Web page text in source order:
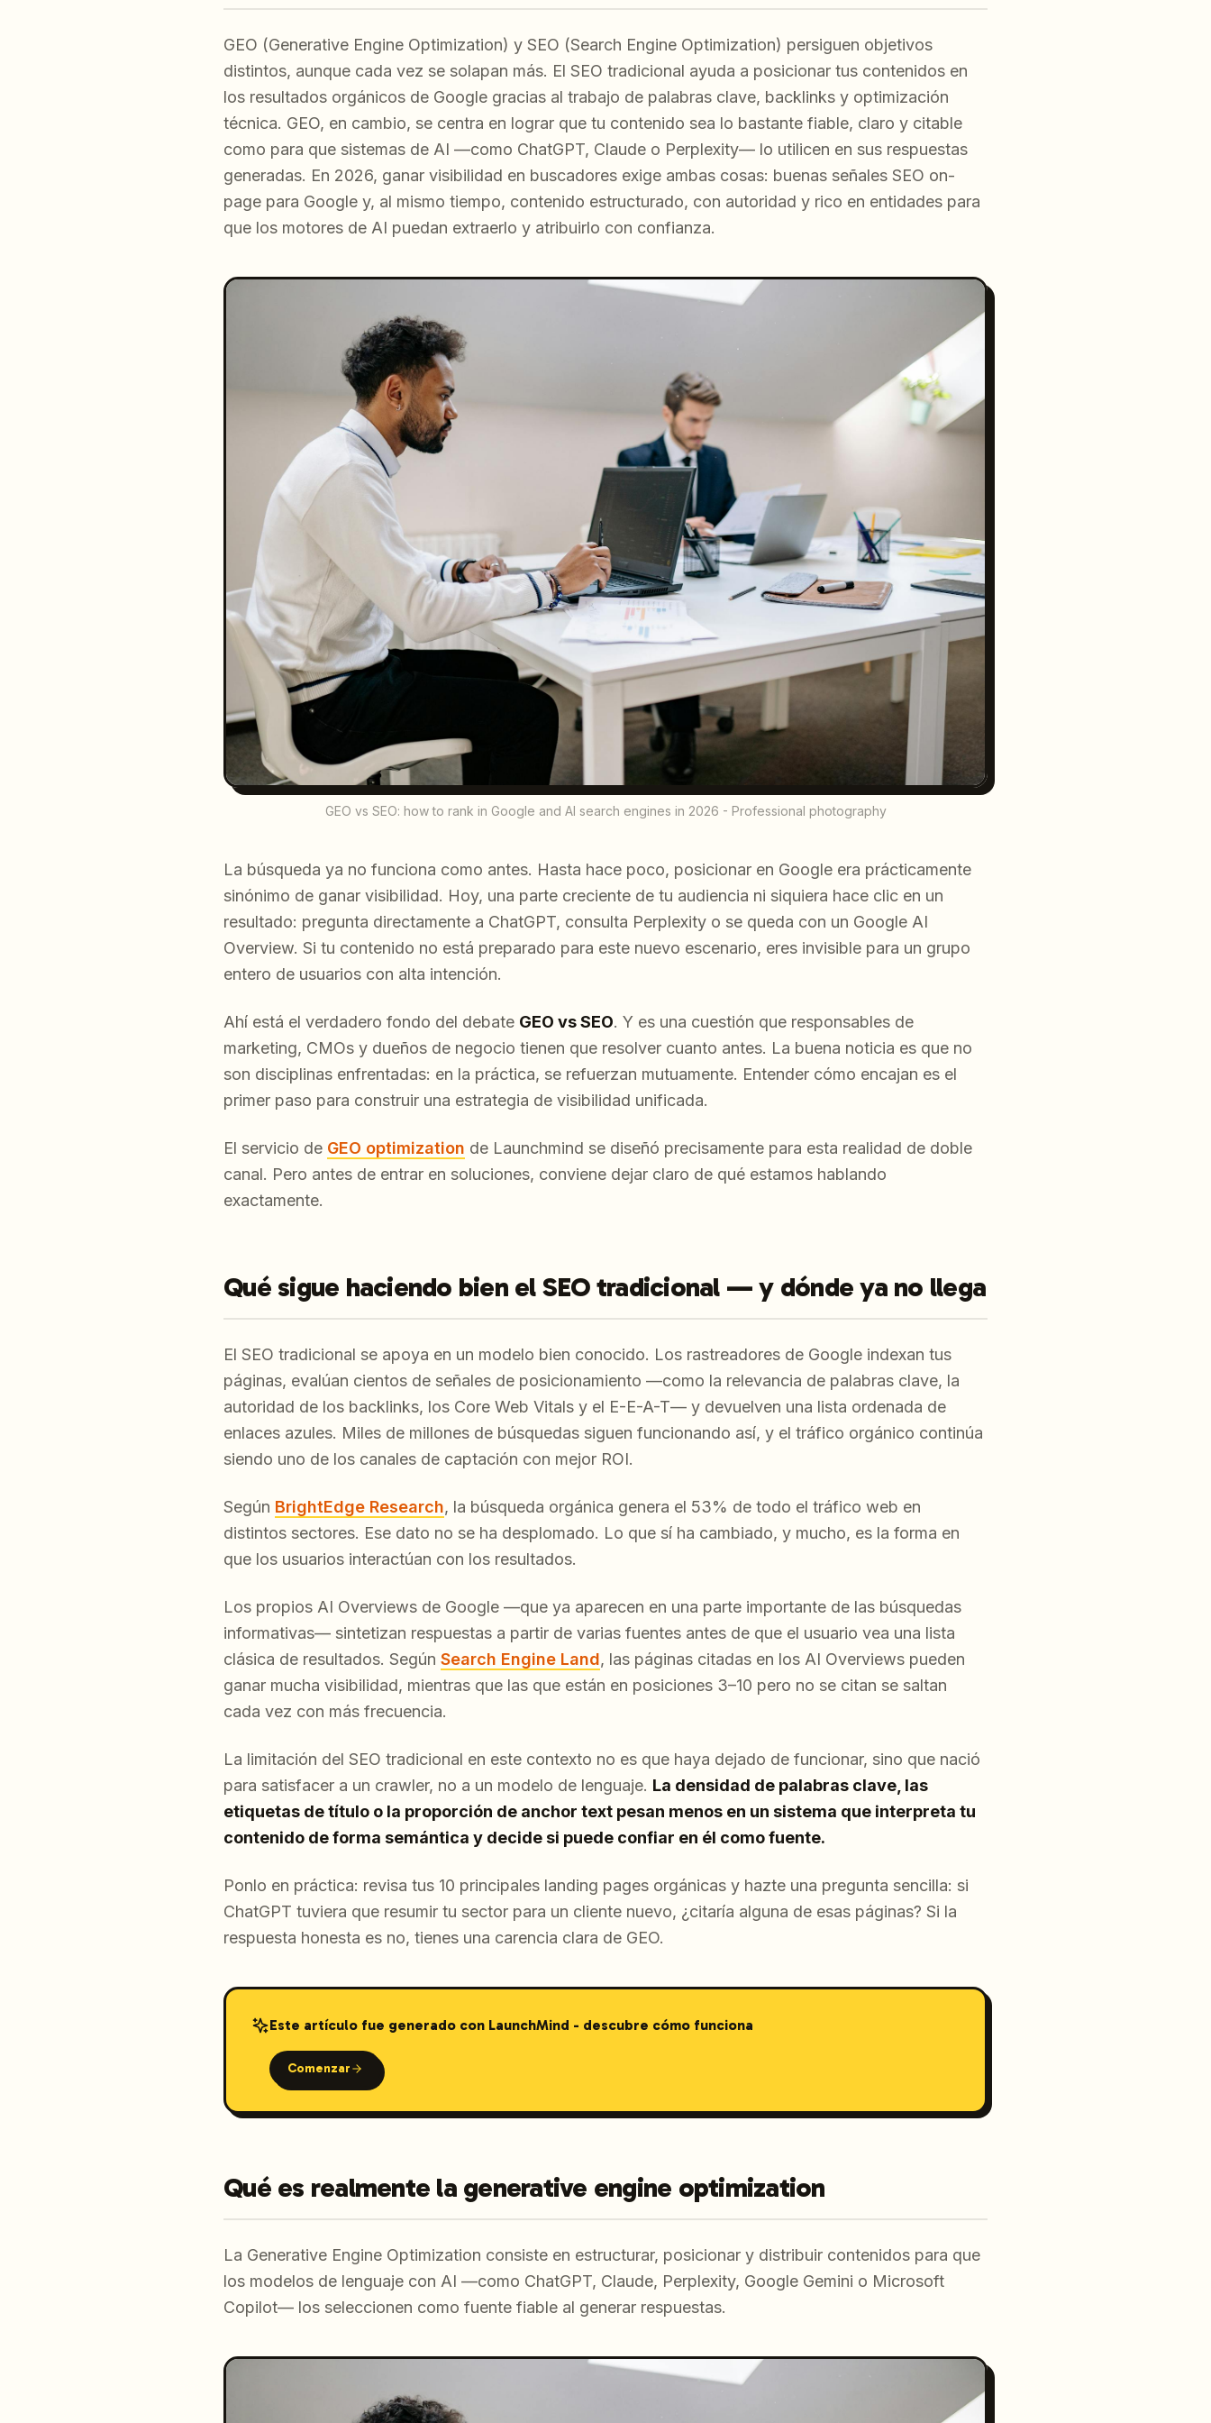
GEO (Generative Engine Optimization) y SEO (Search Engine Optimization) persiguen objetivos
distintos, aunque cada vez se solapan más. El SEO tradicional ayuda a posicionar tus contenidos en
los resultados orgánicos de Google gracias al trabajo de palabras clave, backlinks y optimización
técnica. GEO, en cambio, se centra en lograr que tu contenido sea lo bastante fiable, claro y citable
como para que sistemas de AI —como ChatGPT, Claude o Perplexity— lo utilicen en sus respuestas
generadas. En 2026, ganar visibilidad en buscadores exige ambas cosas: buenas señales SEO on-
page para Google y, al mismo tiempo, contenido estructurado, con autoridad y rico en entidades para
que los motores de AI puedan extraerlo y atribuirlo con confianza.
GEO vs SEO: how to rank in Google and AI search engines in 2026 - Professional photography
La búsqueda ya no funciona como antes. Hasta hace poco, posicionar en Google era prácticamente
sinónimo de ganar visibilidad. Hoy, una parte creciente de tu audiencia ni siquiera hace clic en un
resultado: pregunta directamente a ChatGPT, consulta Perplexity o se queda con un Google AI
Overview. Si tu contenido no está preparado para este nuevo escenario, eres invisible para un grupo
entero de usuarios con alta intención.
Ahí está el verdadero fondo del debate GEO vs SEO. Y es una cuestión que responsables de
marketing, CMOs y dueños de negocio tienen que resolver cuanto antes. La buena noticia es que no
son disciplinas enfrentadas: en la práctica, se refuerzan mutuamente. Entender cómo encajan es el
primer paso para construir una estrategia de visibilidad unificada.
El servicio de GEO optimization de Launchmind se diseñó precisamente para esta realidad de doble
canal. Pero antes de entrar en soluciones, conviene dejar claro de qué estamos hablando
exactamente.
Qué sigue haciendo bien el SEO tradicional — y dónde ya no llega
El SEO tradicional se apoya en un modelo bien conocido. Los rastreadores de Google indexan tus
páginas, evalúan cientos de señales de posicionamiento —como la relevancia de palabras clave, la
autoridad de los backlinks, los Core Web Vitals y el E-E-A-T— y devuelven una lista ordenada de
enlaces azules. Miles de millones de búsquedas siguen funcionando así, y el tráfico orgánico continúa
siendo uno de los canales de captación con mejor ROI.
Según BrightEdge Research, la búsqueda orgánica genera el 53% de todo el tráfico web en
distintos sectores. Ese dato no se ha desplomado. Lo que sí ha cambiado, y mucho, es la forma en
que los usuarios interactúan con los resultados.
Los propios AI Overviews de Google —que ya aparecen en una parte importante de las búsquedas
informativas— sintetizan respuestas a partir de varias fuentes antes de que el usuario vea una lista
clásica de resultados. Según Search Engine Land, las páginas citadas en los AI Overviews pueden
ganar mucha visibilidad, mientras que las que están en posiciones 3–10 pero no se citan se saltan
cada vez con más frecuencia.
La limitación del SEO tradicional en este contexto no es que haya dejado de funcionar, sino que nació
para satisfacer a un crawler, no a un modelo de lenguaje. La densidad de palabras clave, las
etiquetas de título o la proporción de anchor text pesan menos en un sistema que interpreta tu
contenido de forma semántica y decide si puede confiar en él como fuente.
Ponlo en práctica: revisa tus 10 principales landing pages orgánicas y hazte una pregunta sencilla: si
ChatGPT tuviera que resumir tu sector para un cliente nuevo, ¿citaría alguna de esas páginas? Si la
respuesta honesta es no, tienes una carencia clara de GEO.
Este artículo fue generado con LaunchMind - descubre cómo funciona
Comenzar
Qué es realmente la generative engine optimization
La Generative Engine Optimization consiste en estructurar, posicionar y distribuir contenidos para que
los modelos de lenguaje con AI —como ChatGPT, Claude, Perplexity, Google Gemini o Microsoft
Copilot— los seleccionen como fuente fiable al generar respuestas.